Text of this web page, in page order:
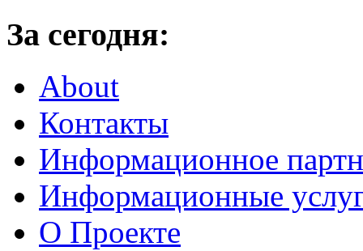
За сегодня:
About
Контакты
Информационное
Информационные
О Проекте